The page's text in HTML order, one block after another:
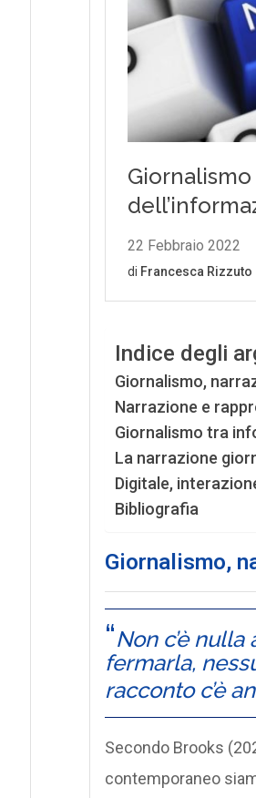
Indice degli
Giornalismo,
Narrazione e
Giornalismo tra
La narrazione
Digitale,
Bibliografia
Giornalismo,
Non c’è
fermarla,
racconto c’è
Secondo Brooks
contemporaneo